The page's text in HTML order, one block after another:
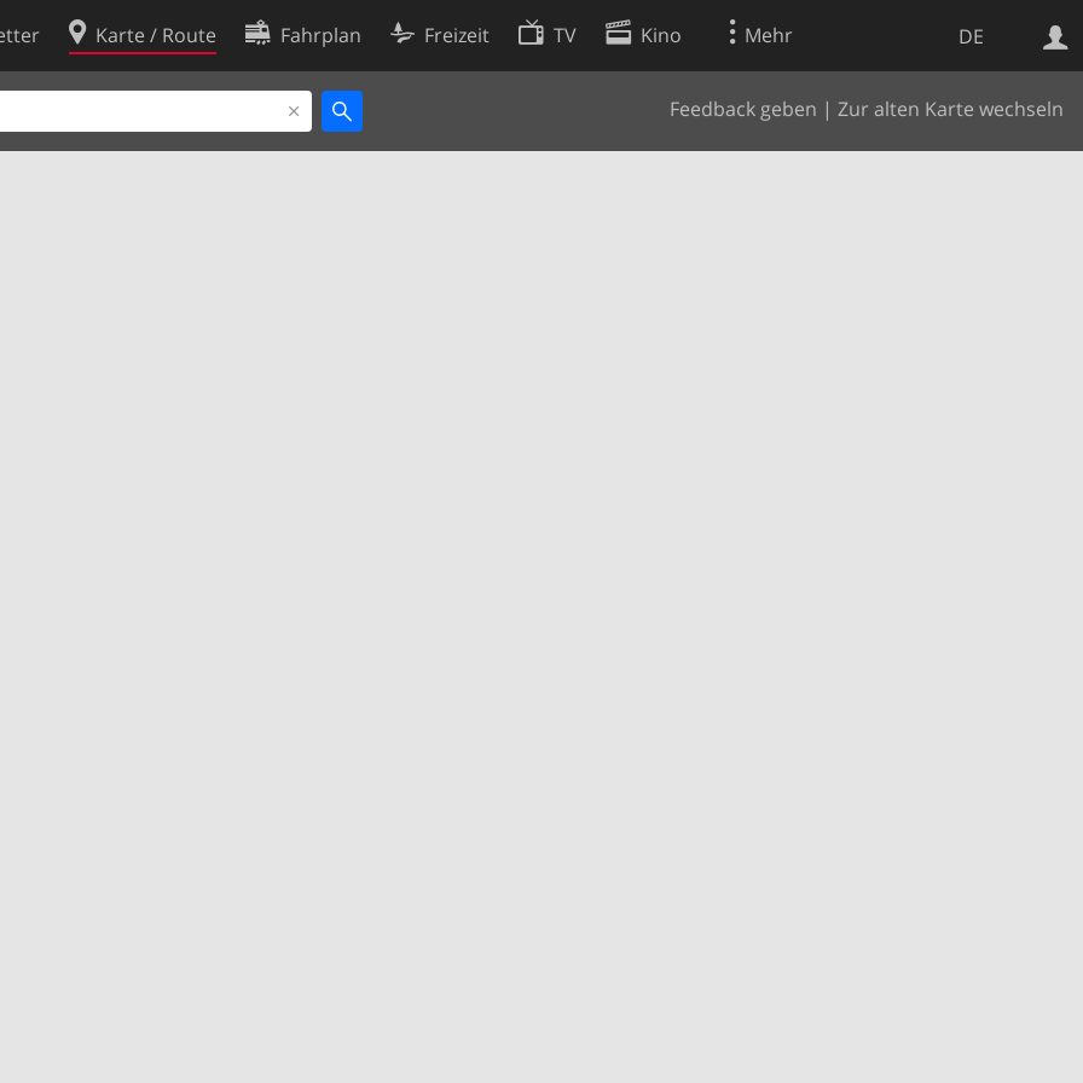
DE
Karte / Route Fahrplan Freizeit TV Kino Mehr
Feedback geben | Zur alten Karte wechseln
Websuche
Cookie-Richtlinie
Cookie-Einstellungen